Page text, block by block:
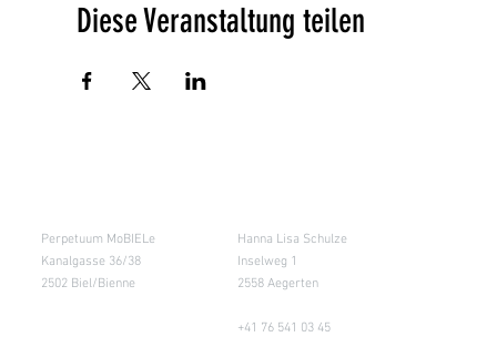
Diese Veranstaltung teilen
Perpetuum MoBIELe
Kanalgasse 36/38
2502 Biel/Bienne
Hanna Lisa Schulze
Inselweg 1
2558 Aegerten
+41 76 541 03 45